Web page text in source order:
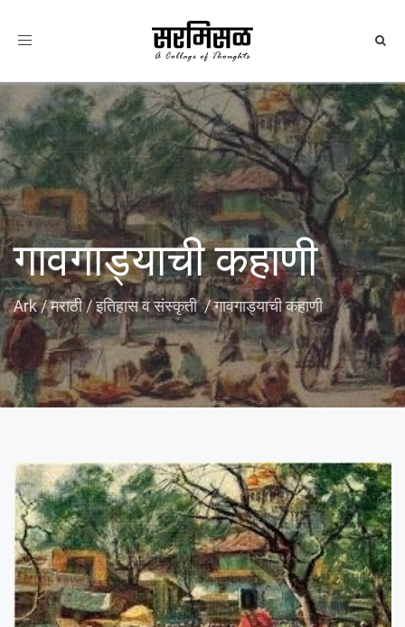
Toggle
गावगाड्याची कहाणी
Ark/मराठी/इतिहास व संस्कृती/गावगाड्याची कहाणी